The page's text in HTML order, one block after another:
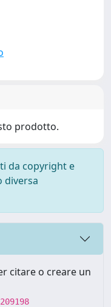
prodotto.
da copyright e
diversa
citare o creare un